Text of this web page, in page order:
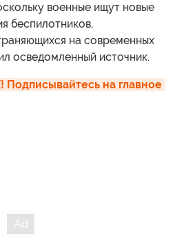
военные ищут новые
беспилотников,
на современных
осведомленный источник.
на главное